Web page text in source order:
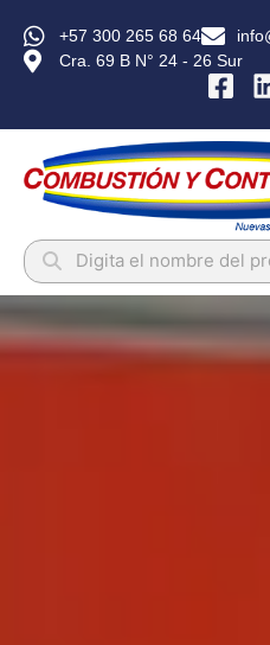
+57 300 265 68 64
Cra. 69 B N° 24 - 26 Sur